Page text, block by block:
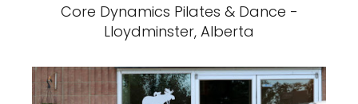
Core Dynamics Pilates & Dance -
Lloydminster, Alberta